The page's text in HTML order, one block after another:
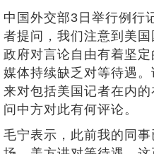
中国外交部3日举行例行
者提问，我们注意到美
政府对言论自由有着坚
媒体持续缺乏对等待遇
来对包括美国记者在内
问中方对此有何评论。
毛宁表示，此前我的同